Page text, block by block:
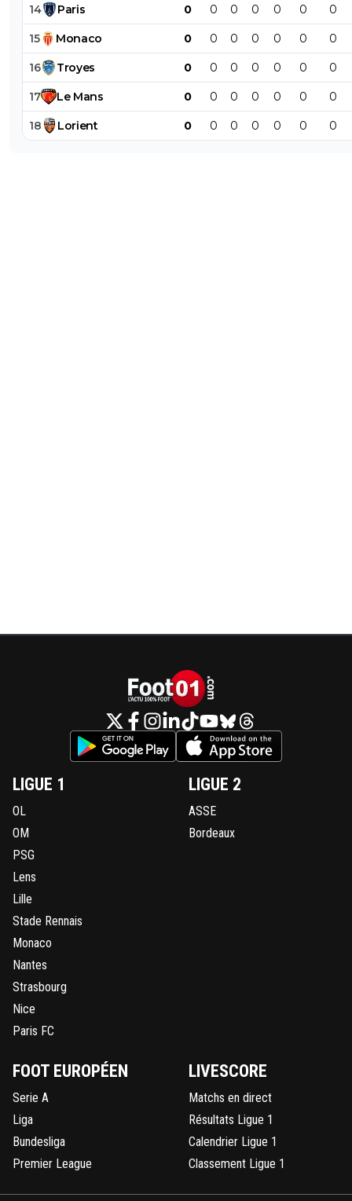
14 Paris 0 0 0 0 0 0 0
15 Monaco 0 0 0 0 0 0 0
16 Troyes 0 0 0 0 0 0 0
17 Le Mans 0 0 0 0 0 0 0
18 Lorient 0 0 0 0 0 0 0
LIGUE 1
OL
OM
PSG
Lens
Lille
Stade Rennais
Monaco
Nantes
Strasbourg
Nice
Paris FC
LIGUE 2
ASSE
Bordeaux
FOOT EUROPÉEN
Serie A
Liga
Bundesliga
Premier League
LIVESCORE
Matchs en direct
Résultats Ligue 1
Calendrier Ligue 1
Classement Ligue 1